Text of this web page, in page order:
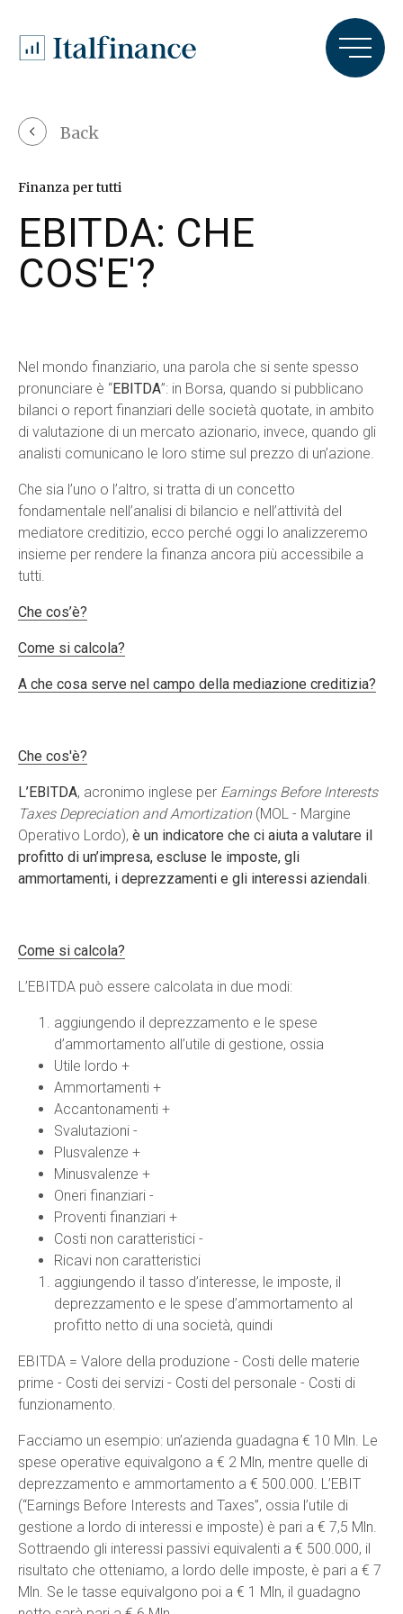
Chi siamo
Soluzioni e prodotti
Trasparenza e Compliance
Lavora con noi
Blog
Glossario e faq
Contatti
Back
Finanza per tutti
EBITDA: CHE
COS'E'?
Nel mondo finanziario, una parola che si sente spesso
pronunciare è “EBITDA”: in Borsa, quando si pubblicano
bilanci o report finanziari delle società quotate, in ambito
di valutazione di un mercato azionario, invece, quando gli
analisti comunicano le loro stime sul prezzo di un’azione.
Che sia l’uno o l’altro, si tratta di un concetto
fondamentale nell’analisi di bilancio e nell’attività del
mediatore creditizio, ecco perché oggi lo analizzeremo
insieme per rendere la finanza ancora più accessibile a
tutti.
Che cos’è?
Come si calcola?
A che cosa serve nel campo della mediazione creditizia?
Che cos'è?
L’EBITDA, acronimo inglese per Earnings Before Interests
Taxes Depreciation and Amortization (MOL - Margine
Operativo Lordo), è un indicatore che ci aiuta a valutare il
profitto di un’impresa, escluse le imposte, gli
ammortamenti, i deprezzamenti e gli interessi aziendali.
Come si calcola?
L’EBITDA può essere calcolata in due modi:
aggiungendo il deprezzamento e le spese
d’ammortamento all’utile di gestione, ossia
Utile lordo +
Ammortamenti +
Accantonamenti +
Svalutazioni -
Plusvalenze +
Minusvalenze +
Oneri finanziari -
Proventi finanziari +
Costi non caratteristici -
Ricavi non caratteristici
aggiungendo il tasso d’interesse, le imposte, il
deprezzamento e le spese d’ammortamento al
profitto netto di una società, quindi
EBITDA = Valore della produzione - Costi delle materie
prime - Costi dei servizi - Costi del personale - Costi di
funzionamento.
Facciamo un esempio: un’azienda guadagna € 10 Mln. Le
spese operative equivalgono a € 2 Mln, mentre quelle di
deprezzamento e ammortamento a € 500.000. L’EBIT
(“Earnings Before Interests and Taxes”, ossia l’utile di
gestione a lordo di interessi e imposte) è pari a € 7,5 Mln.
Sottraendo gli interessi passivi equivalenti a € 500.000, il
risultato che otteniamo, a lordo delle imposte, è pari a € 7
Mln. Se le tasse equivalgono poi a € 1 Mln, il guadagno